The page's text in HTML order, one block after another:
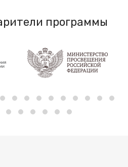
программы